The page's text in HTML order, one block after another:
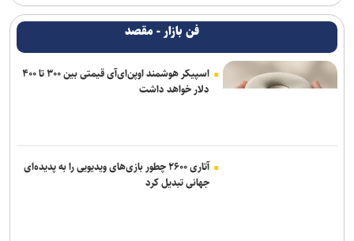
فن بازار - مقصد
اسپیکر هوشمند اوپن‌ای‌آی قیمتی بین ۳۰۰ تا ۴۰۰
دلار خواهد داشت
آتاری ۲۶۰۰ چطور بازی‌های ویدیویی را به پدیده‌ای
جهانی تبدیل کرد